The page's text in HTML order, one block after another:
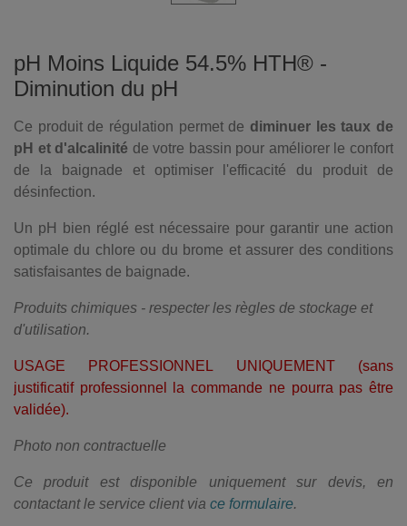
pH Moins Liquide 54.5% HTH® -
Diminution du pH
Ce produit de régulation permet de diminuer les taux de
pH et d'alcalinité de votre bassin pour améliorer le confort
de la baignade et optimiser l'efficacité du produit de
désinfection.
Un pH bien réglé est nécessaire pour garantir une action
optimale du chlore ou du brome et assurer des conditions
satisfaisantes de baignade.
Produits chimiques - respecter les règles de stockage et
d'utilisation.
USAGE PROFESSIONNEL UNIQUEMENT (sans
justificatif professionnel la commande ne pourra pas être
validée).
Photo non contractuelle
Ce produit est disponible uniquement sur devis, en
contactant le service client via ce formulaire.